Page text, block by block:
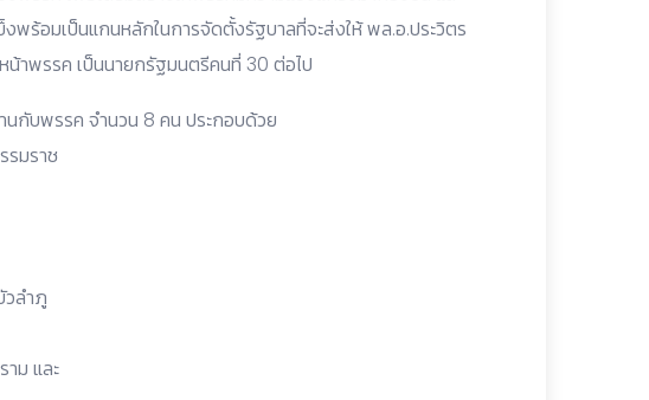
งพร้อมเป็นแกนหลักในการจัดตั้งรัฐบาลที่จะส่งให้ พล.อ.ประวิตร
าพรรค เป็นนายกรัฐมนตรีคนที่ 30 ต่อไป
นกับพรรค จำนวน 8 คน ประกอบด้วย
รมราช
ลำภู
ม และ